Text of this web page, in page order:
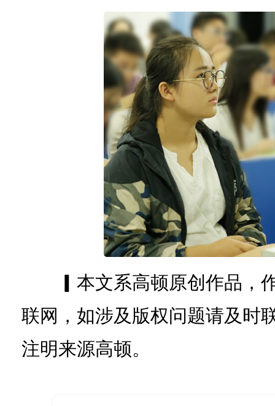
▎本文系高顿原创作品，作
联网，如涉及版权问题请及时
注明来源高顿。